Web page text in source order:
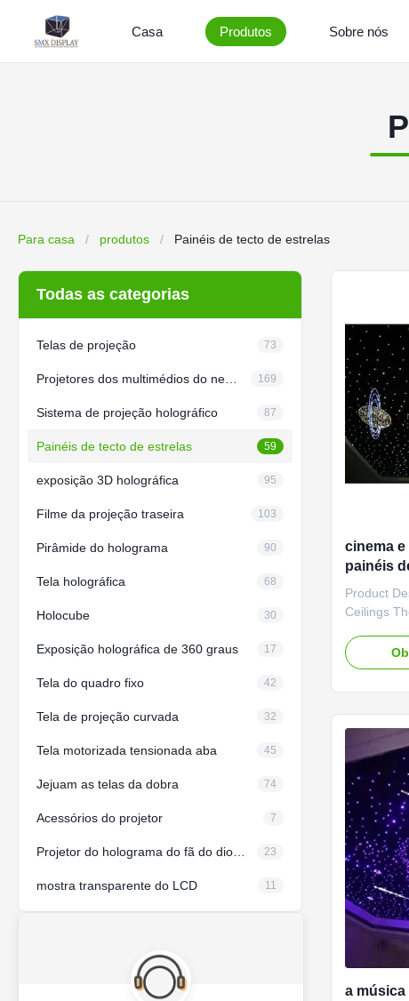
Casa Produtos Sobre nós
Para casa / produtos / Painéis de tecto de estrelas
Todas as categorias
Telas de projeção 73
169
Sistema de projeção holográfico 87
Painéis de tecto de estrelas 59
exposição 3D holográfica 95
Filme da projeção traseira 103
Pirâmide do holograma 90
Tela holográfica 68
Holocube 30
Exposição holográfica de 360 graus 17
Tela do quadro fixo 42
Tela de projeção curvada 32
Tela motorizada tensionada aba 45
Jejuam as telas da dobra 74
Acessórios do projetor 7
23
mostra transparente do LCD 11
cinema
painéis
fibra
Product
Ceilings
panel that
with a set
a música